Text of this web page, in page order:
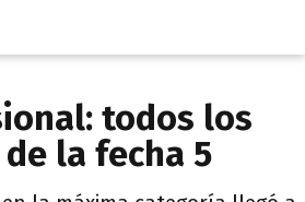
todos los
la fecha 5